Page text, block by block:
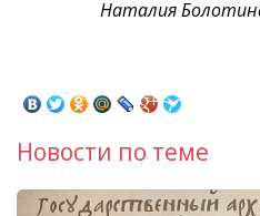
Наталия
Новости по теме